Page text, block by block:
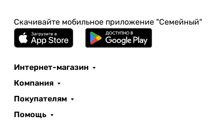
Скачивайте мобильное приложение "Семейный"
Интернет-магазин
Компания
Покупателям
Помощь